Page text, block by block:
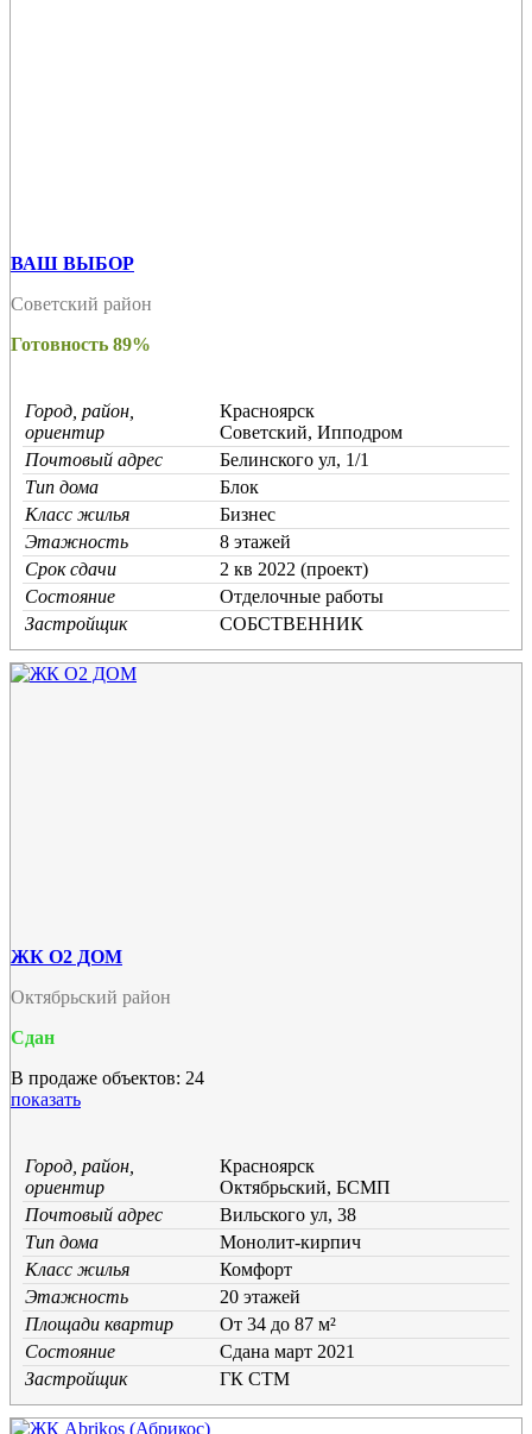
ВАШ ВЫБОР
Советский район
Готовность 89%
Город, район,
ориентир
Красноярск
Советский, Ипподром
Почтовый адрес
Белинского ул, 1/1
Тип дома
Блок
Класс жилья
Бизнес
Этажность
8 этажей
Срок сдачи
2 кв 2022 (проект)
Состояние
Отделочные работы
Застройщик
СОБСТВЕННИК
ЖК О2 ДОМ
Октябрьский район
Сдан
В продаже объектов: 24
показать
Город, район,
ориентир
Красноярск
Октябрьский, БСМП
Почтовый адрес
Вильского ул, 38
Тип дома
Монолит-кирпич
Класс жилья
Комфорт
Этажность
20 этажей
Площади квартир
От 34 до 87 м²
Состояние
Cдана март 2021
Застройщик
ГК СТМ